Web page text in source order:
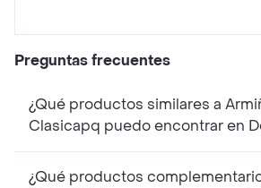
Preguntas frecuentes
¿Qué productos similares a
Clasicapq puedo encontrar en
¿Qué productos